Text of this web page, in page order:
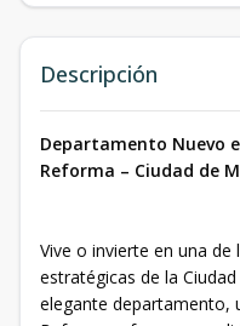
Descripción
Departamento Nuevo
Reforma – Ciudad de
Vive o invierte en una de
estratégicas de la
elegante departamento,